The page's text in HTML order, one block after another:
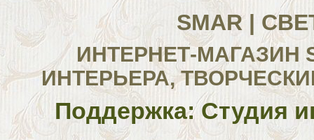
SMAR |
ИНТЕРНЕТ-МАГАЗИН
ИНТЕРЬЕРА,
Поддержка: Студия